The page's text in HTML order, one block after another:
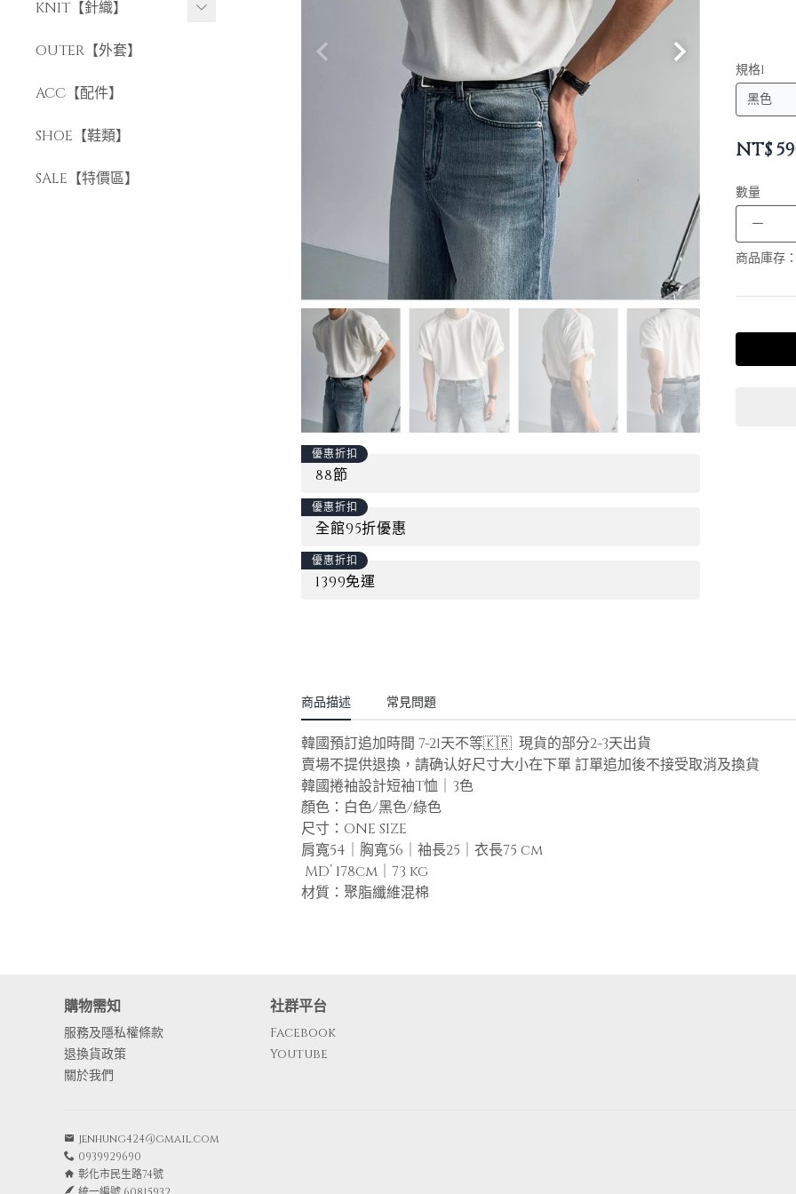
長褲
短褲
KNIT【針織】
短袖針織
長袖針織
OUTER【外套】
ACC【配件】
SHOE【鞋類】
SALE【特價區】
優惠折扣
88節
優惠折扣
全館95折優惠
優惠折扣
1399免運
規格1
NT$
數量
－
商品庫存
商品描述 常見問題
韓國預訂追加時間 7-21天不等🇰🇷 現貨的部分2-3天出貨
賣場不提供退換，請确认好尺寸大小在下單 訂單追加後不接受取消及換貨
韓國捲袖設計短袖T恤｜3色
顏色：白色/黑色/綠色
尺寸：ONE SIZE
肩寬54｜胸寬56｜袖長25｜衣長75 cm
MD’ 178cm｜73 kg
材質：聚脂纖維混棉
購物需知
服務及隱私權條款
退換貨政策
關於我們
社群平台
Facebook
Youtube
jenhung424@gmail.com
0939929690
彰化市民生路74號